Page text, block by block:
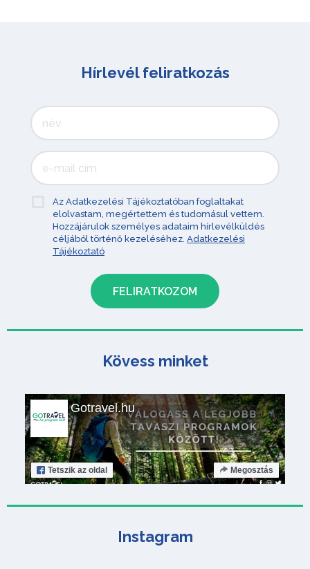
Hírlevél feliratkozás
Az Adatkezelési Tájékoztatóban foglaltakat
elolvastam, megértettem és tudomásul vettem.
Hozzájárulok személyes adataim hírlevélküldés
céljából történő kezeléséhez. Adatkezelési
Tájékoztató
Kövess minket
Gotravel.hu
Tetszik az oldal Megosztás
Instagram